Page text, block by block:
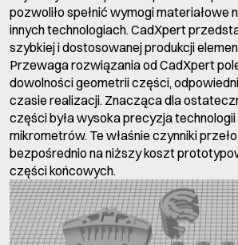
pozwoliło spełnić wymogi materiałowe
innych technologiach. CadXpert
szybkiej i dostosowanej produkcji
Przewaga rozwiązania od CadXpert
dowolności geometrii części,
czasie realizacji. Znacząca dla
części była wysoka precyzja
mikrometrów. Te właśnie czynniki
bezpośrednio na niższy koszt
części końcowych.